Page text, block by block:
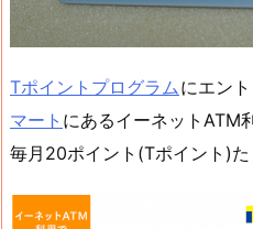
Tポイントプログラム にエント
マート にあるイーネットATM
毎月20ポイント(Tポイント)た